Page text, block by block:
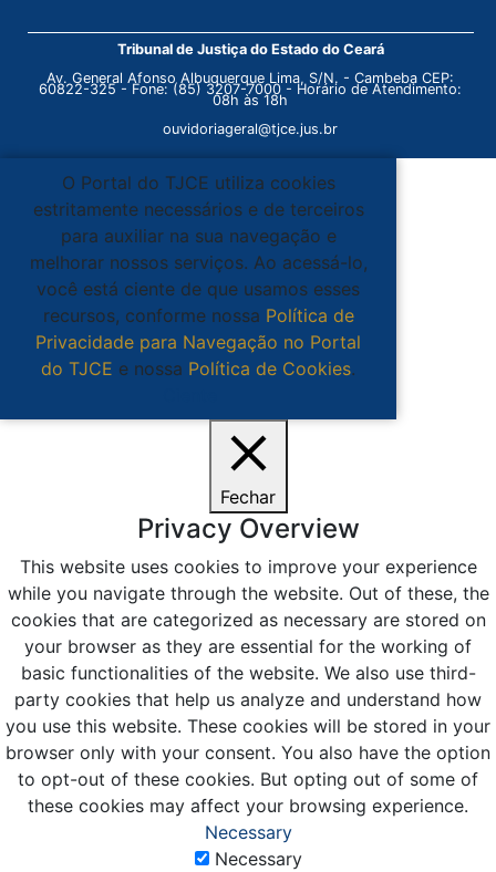
Tribunal de Justiça do Estado do Ceará
Av. General Afonso Albuquerque Lima, S/N. - Cambeba CEP:
60822-325 - Fone: (85) 3207-7000 - Horário de Atendimento:
08h às 18h
ouvidoriageral@tjce.jus.br
O Portal do TJCE utiliza cookies
estritamente necessários e de terceiros
para auxiliar na sua navegação e
melhorar nossos serviços. Ao acessá-lo,
você está ciente de que usamos esses
recursos, conforme nossa Política de
Privacidade para Navegação no Portal
do TJCE e nossa Política de Cookies.
Fechar
Privacy Overview
This website uses cookies to improve your experience
while you navigate through the website. Out of these, the
cookies that are categorized as necessary are stored on
your browser as they are essential for the working of
basic functionalities of the website. We also use third-
party cookies that help us analyze and understand how
you use this website. These cookies will be stored in your
browser only with your consent. You also have the option
to opt-out of these cookies. But opting out of some of
these cookies may affect your browsing experience.
Necessary
Necessary